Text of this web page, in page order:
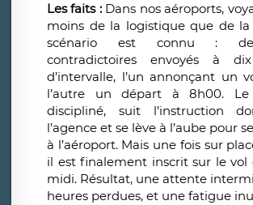
Les faits : Dans nos aéroports,
moins de la logistique que de la
scénario est connu :
contradictoires envoyés à
d’intervalle, l’un annonçant un
l’autre un départ à 8h00. Le
discipliné, suit l’instruction
l’agence et se lève à l’aube pour
à l’aéroport. Mais une fois sur
il est finalement inscrit sur le vol
midi. Résultat, une attente
heures perdues, et une fatigue